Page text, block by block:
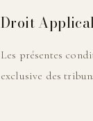
Droit
Les présentes
exclusive des